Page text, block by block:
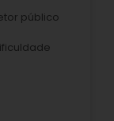
público